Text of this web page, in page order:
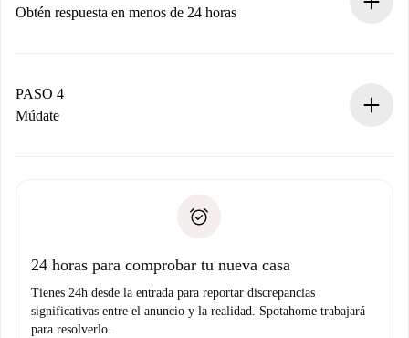
Obtén respuesta en menos de 24 horas
contacto con el propietario.
Si es rechazada: No te haremos ningún cargo y te
Prueba de solvencia
PASO 4
Múdate
no nos comunicas ningún problema.
24 horas para comprobar tu nueva casa
Tienes 24h desde la entrada para reportar discrepancias
significativas entre el anuncio y la realidad. Spotahome trabajará
para resolverlo.